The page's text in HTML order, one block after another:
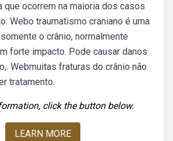
que ocorrem na maioria dos casos
Webo traumatismo craniano é uma
o crânio, normalmente
forte impacto. Pode causar danos
Webmuitas fraturas do crânio não
tratamento.
click the button below.
LEARN MORE